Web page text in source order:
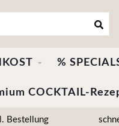
%
COCKTAIL-
Bestellung